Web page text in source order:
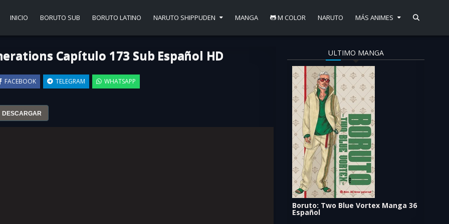
INICIO BORUTO SUB BORUTO LATINO NARUTO SHIPPUDEN MANGA M COLOR NARUTO MÁS ANIMES
Capítulo 173 Sub Español HD
FACEBOOK TELEGRAM WHATSAPP
DESCARGAR
ULTIMO MANGA
Boruto: Two Blue Vortex Manga 36
Español